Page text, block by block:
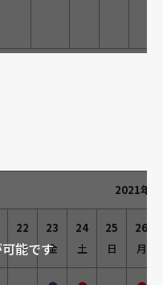
2021年7
22
木
23
金
24
土
25
日
26
月
能です